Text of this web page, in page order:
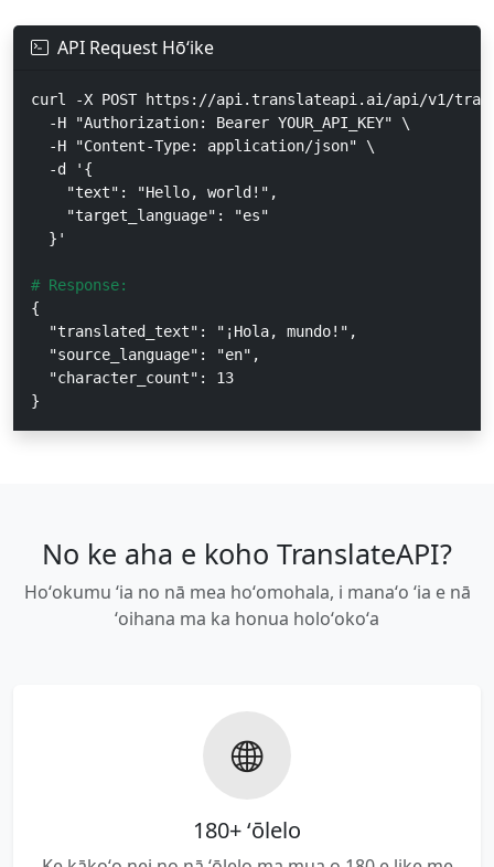
API Request Hōʻike
curl -X POST https://api.translateapi.ai/api/v1/
  -H "Authorization: Bearer YOUR_API_KEY" \
  -H "Content-Type: application/json" \
  -d '{
    "text": "Hello, world!",
    "target_language": "es"
  }'
# Response:
{
  "translated_text": "¡Hola, mundo!",
  "source_language": "en",
  "character_count": 13
}
No ke aha e koho TranslateAPI?
Hoʻokumu ʻia no nā mea hoʻomohala, i manaʻo ʻia e nā
ʻoihana ma ka honua holoʻokoʻa
180+ ʻōlelo